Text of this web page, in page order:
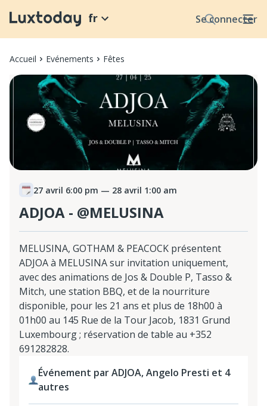
Se connecter
fr
Accueil Evénements Fêtes
27 avril 6:00 pm — 28 avril 1:00 am
ADJOA - @MELUSINA
MELUSINA, GOTHAM & PEACOCK présentent
ADJOA à MELUSINA sur invitation uniquement,
avec des animations de Jos & Double P, Tasso &
Mitch, une station BBQ, et de la nourriture
disponible, pour les 21 ans et plus de 18h00 à
01h00 au 145 Rue de la Tour Jacob, 1831 Grund
Luxembourg ; réservation de table au +352
691282828.
Événement par ADJOA, Angelo Presti et 4
autres